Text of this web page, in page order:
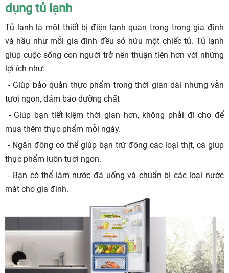
dụng tủ lạnh
Tủ lạnh là một thiết bị điện lạnh quan trọng trong gia đình
và hầu như mỗi gia đình đều sở hữu một chiếc tủ. Tủ lạnh
giúp cuộc sống con người trở nên thuận tiện hơn với những
lợi ích như:
- Giúp bảo quản thực phẩm trong thời gian dài nhưng vẫn
tươi ngon, đảm bảo dưỡng chất
- Giúp bạn tiết kiệm thời gian hơn, không phải đi chợ để
mua thêm thực phẩm mỗi ngày.
- Ngăn đông có thể giúp bạn trữ đông các loại thịt, cá giúp
thực phẩm luôn tươi ngon.
- Bạn có thể làm nước đá uống và chuẩn bị các loại nước
mát cho gia đình.